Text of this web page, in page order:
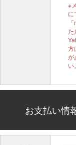
※
に
た
方
が
い。
お支払い情